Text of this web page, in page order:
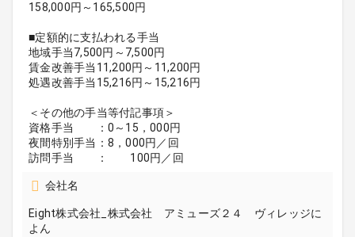
158,000円～165,500円
■定額的に支払われる手当
地域手当7,500円～7,500円
賃金改善手当11,200円～11,200円
処遇改善手当15,216円～15,216円
＜その他の手当等付記事項＞
資格手当 ：0～15，000円
夜間特別手当：8，000円／回
訪問手当 ： 100円／回
会社名
Eight株式会社_株式会社 アミューズ２４ ヴィレッジに
よん